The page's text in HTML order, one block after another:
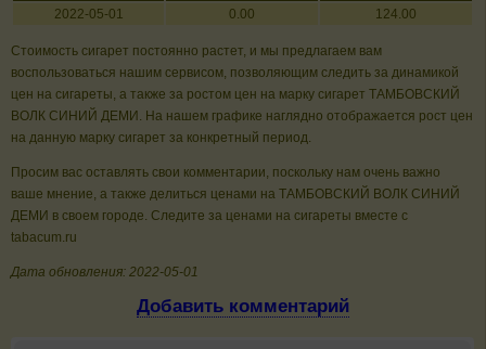
2022-05-01
0.00 124.00
Стоимость сигарет постоянно растет, и мы предлагаем вам
воспользоваться нашим сервисом, позволяющим следить за динамикой
цен на сигареты, а также за ростом цен на марку сигарет ТАМБОВСКИЙ
ВОЛК СИНИЙ ДЕМИ. На нашем графике наглядно отображается рост цен
на данную марку сигарет за конкретный период.
Просим вас оставлять свои комментарии, поскольку нам очень важно
ваше мнение, а также делиться ценами на ТАМБОВСКИЙ ВОЛК СИНИЙ
ДЕМИ в своем городе. Следите за ценами на сигареты вместе с
tabacum.ru
Дата обновления: 2022-05-01
Добавить комментарий